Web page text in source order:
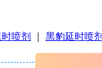
喷剂 黑豹延时喷剂